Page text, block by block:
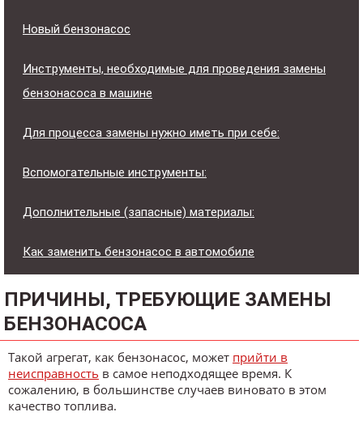
Новый бензонасос
Инструменты, необходимые для проведения замены
бензонасоса в машине
Для процесса замены нужно иметь при себе:
Вспомогательные инструменты:
Дополнительные (запасные) материалы:
Как заменить бензонасос в автомобиле
ПРИЧИНЫ, ТРЕБУЮЩИЕ ЗАМЕНЫ
БЕНЗОНАСОСА
Такой агрегат, как бензонасос, может прийти в
неисправность в самое неподходящее время. К
сожалению, в большинстве случаев виновато в этом
качество топлива.